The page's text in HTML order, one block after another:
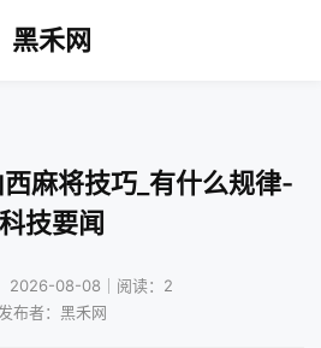
黑禾网
麻将技巧_有什么规律-
科技要闻
2026-08-08｜阅读：2
发布者：黑禾网